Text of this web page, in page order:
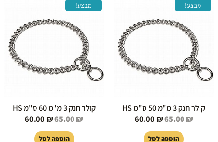
מבצע!
קולר חנק 3 מ"מ 50 ס"מ HS
65.00₪
היה:
60.00 ₪
הוא:
60.00 ₪.
הוספה לסל
מבצע!
קולר חנק 3 מ"מ 60 ס"מ HS
65.00₪
היה:
60.00 ₪
הוא:
60.00 ₪.
הוספה לסל